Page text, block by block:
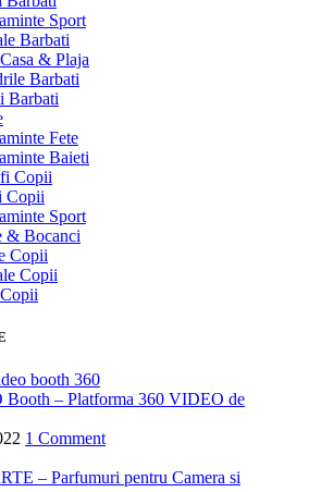
Sport
Barbati
& Plaja
Barbati
Barbati
Fete
Baieti
Copii
Copii
Sport
& Bocanci
Copii
Copii
– Platforma 360 VIDEO de
1 Comment
– Parfumuri pentru Camera si